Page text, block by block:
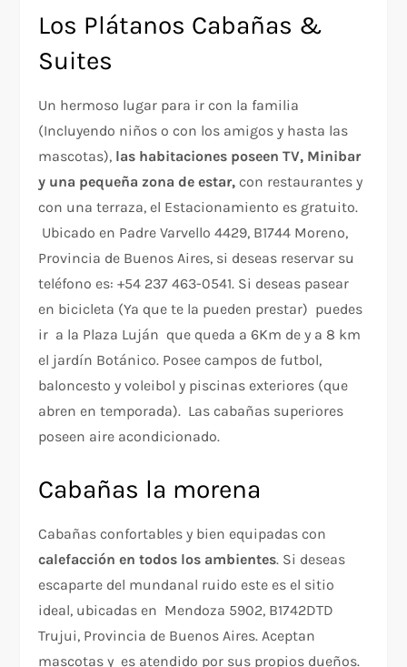
Los Plátanos Cabañas &
Suites
Un hermoso lugar para ir con la familia
(Incluyendo niños o con los amigos y hasta las
mascotas), las habitaciones poseen TV, Minibar
y una pequeña zona de estar, con restaurantes y
con una terraza, el Estacionamiento es gratuito.
Ubicado en Padre Varvello 4429, B1744 Moreno,
Provincia de Buenos Aires, si deseas reservar su
teléfono es: +54 237 463-0541. Si deseas pasear
en bicicleta (Ya que te la pueden prestar) puedes
ir a la Plaza Luján que queda a 6Km de y a 8 km
el jardín Botánico. Posee campos de futbol,
baloncesto y voleibol y piscinas exteriores (que
abren en temporada). Las cabañas superiores
poseen aire acondicionado.
Cabañas la morena
Cabañas confortables y bien equipadas con
calefacción en todos los ambientes. Si deseas
escaparte del mundanal ruido este es el sitio
ideal, ubicadas en Mendoza 5902, B1742DTD
Trujui, Provincia de Buenos Aires. Aceptan
mascotas y es atendido por sus propios dueños.